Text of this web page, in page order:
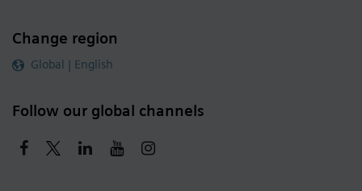
Change region
Global | English
Follow our global channels